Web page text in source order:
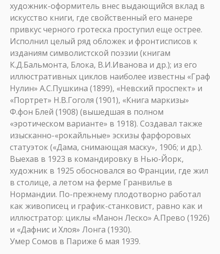
художник-оформитель внес выдающийся вклад в
искусство книги, где свойственный его манере
привкус черного гротеска проступил еще острее.
Исполнил целый ряд обложек и фронтисписов к
изданиям символистской поэзии (книгам
К.Д.Бальмонта, Блока, В.И.Иванова и др.); из его
иллюстративных циклов наиболее известны «Граф
Нулин» А.С.Пушкина (1899), «Невский проспект» и
«Портрет» Н.В.Гоголя (1901), «Книга маркизы»
Ф.фон Блей (1908) (вышедшая в полном
«эротическом варианте» в 1918). Создавал также
изысканно-«рокайльные» эскизы фарфоровых
статуэток («Дама, снимающая маску», 1906; и др.).
Выехав в 1923 в командировку в Нью-Йорк,
художник в 1925 обосновался во Франции, где жил
в столице, а летом на ферме Гранвилье в
Нормандии. По-прежнему плодотворно работал
как живописец и график-станковист, равно как и
иллюстратор: циклы «Манон Леско» А.Прево (1926)
и «Дафнис и Хлоя» Лонга (1930).
Умер Сомов в Париже 6 мая 1939.